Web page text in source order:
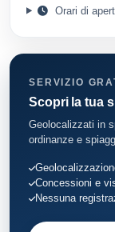
Orari di
SERVIZIO
Scopri la tua
Geolocalizzati in
ordinanze e
Concessioni e
Nessuna